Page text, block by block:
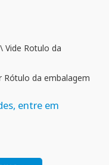
Vide Rotulo da
Rótulo da embalagem
entre em